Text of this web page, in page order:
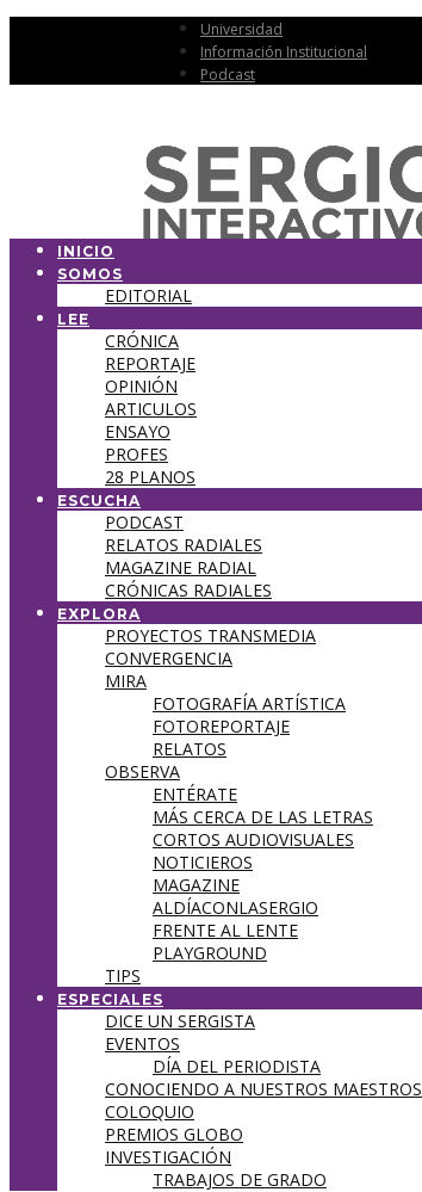
Universidad
Información Institucional
Podcast
INICIO
SOMOS
EDITORIAL
LEE
CRÓNICA
REPORTAJE
OPINIÓN
ARTICULOS
ENSAYO
PROFES
28 PLANOS
ESCUCHA
PODCAST
RELATOS RADIALES
MAGAZINE RADIAL
CRÓNICAS RADIALES
EXPLORA
PROYECTOS TRANSMEDIA
CONVERGENCIA
MIRA
FOTOGRAFÍA ARTÍSTICA
FOTOREPORTAJE
RELATOS
OBSERVA
ENTÉRATE
MÁS CERCA DE LAS LETRAS
CORTOS AUDIOVISUALES
NOTICIEROS
MAGAZINE
ALDÍACONLASERGIO
FRENTE AL LENTE
PLAYGROUND
TIPS
ESPECIALES
DICE UN SERGISTA
EVENTOS
DÍA DEL PERIODISTA
CONOCIENDO A NUESTROS MAESTROS
COLOQUIO
PREMIOS GLOBO
INVESTIGACIÓN
TRABAJOS DE GRADO